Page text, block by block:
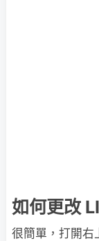
如何更改
很簡單，打開右